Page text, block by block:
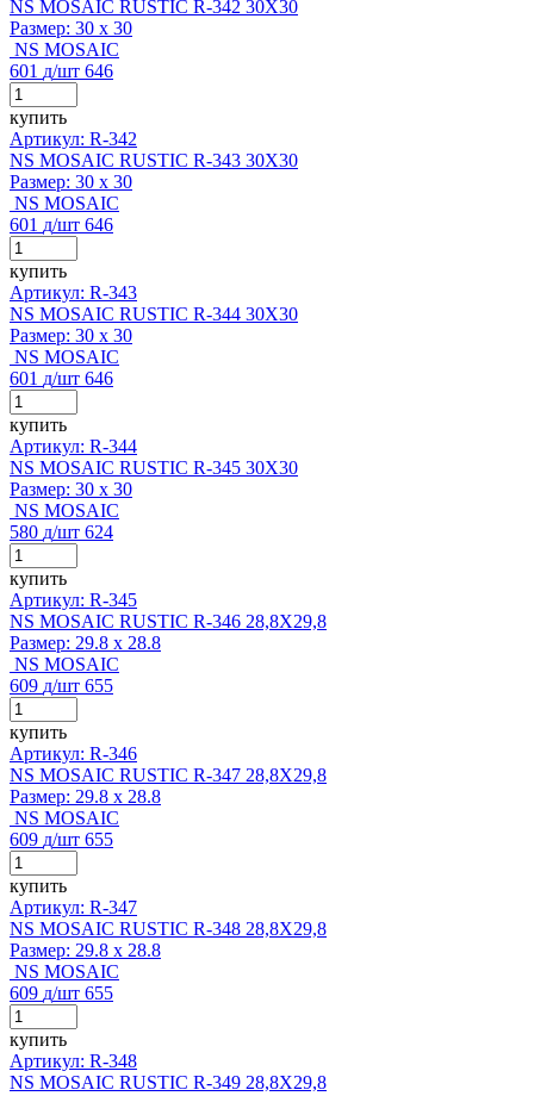
NS MOSAIC RUSTIC R-342 30X30
Размер: 30 x 30
NS MOSAIC
601 д/шт 646
купить
Артикул: R-342
NS MOSAIC RUSTIC R-343 30X30
Размер: 30 x 30
NS MOSAIC
601 д/шт 646
купить
Артикул: R-343
NS MOSAIC RUSTIC R-344 30X30
Размер: 30 x 30
NS MOSAIC
601 д/шт 646
купить
Артикул: R-344
NS MOSAIC RUSTIC R-345 30X30
Размер: 30 x 30
NS MOSAIC
580 д/шт 624
купить
Артикул: R-345
NS MOSAIC RUSTIC R-346 28,8X29,8
Размер: 29.8 x 28.8
NS MOSAIC
609 д/шт 655
купить
Артикул: R-346
NS MOSAIC RUSTIC R-347 28,8X29,8
Размер: 29.8 x 28.8
NS MOSAIC
609 д/шт 655
купить
Артикул: R-347
NS MOSAIC RUSTIC R-348 28,8X29,8
Размер: 29.8 x 28.8
NS MOSAIC
609 д/шт 655
купить
Артикул: R-348
NS MOSAIC RUSTIC R-349 28,8X29,8